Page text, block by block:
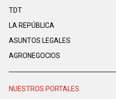
TDT
LA REPÚBLICA
ASUNTOS LEGALES
AGRONEGOCIOS
NUESTROS PORTALES